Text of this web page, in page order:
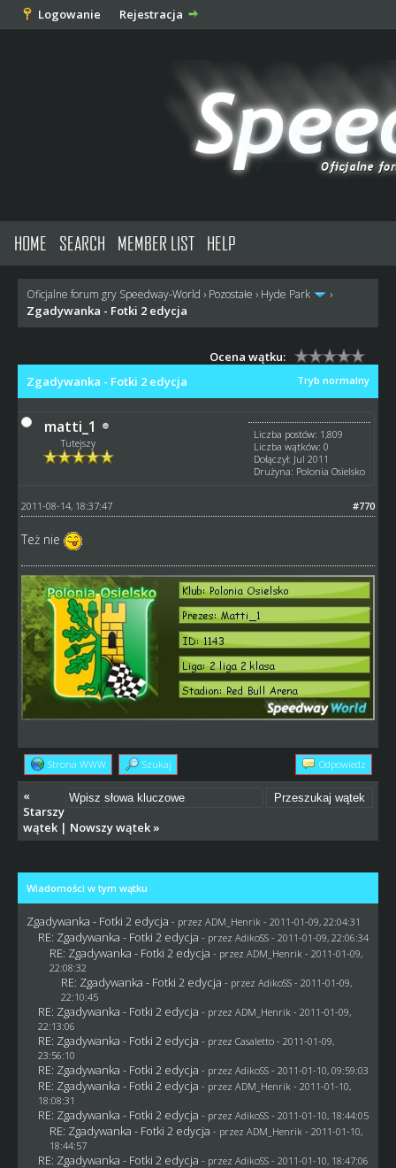
Logowanie Rejestracja
HOME SEARCH MEMBER LIST HELP
Oficjalne forum gry Speedway-World › Pozostałe › Hyde Park ›
Zgadywanka - Fotki 2 edycja
Ocena wątku:
Tryb normalny
Zgadywanka - Fotki 2 edycja
matti_1
Tutejszy
Liczba postów: 1,809
Liczba wątków: 0
Dołączył: Jul 2011
Drużyna: Polonia Osielsko
#770
2011-08-14, 18:37:47
Też nie
Strona WWW Szukaj Odpowiedz
«
Starszy
wątek| Nowszy wątek»
Wiadomości w tym wątku
Zgadywanka - Fotki 2 edycja - przez ADM_Henrik - 2011-01-09, 22:04:31
RE: Zgadywanka - Fotki 2 edycja - przez AdikoSS - 2011-01-09, 22:06:34
RE: Zgadywanka - Fotki 2 edycja - przez ADM_Henrik - 2011-01-09,
22:08:32
RE: Zgadywanka - Fotki 2 edycja - przez AdikoSS - 2011-01-09,
22:10:45
RE: Zgadywanka - Fotki 2 edycja - przez ADM_Henrik - 2011-01-09,
22:13:06
RE: Zgadywanka - Fotki 2 edycja - przez Casaletto- 2011-01-09,
23:56:10
RE: Zgadywanka - Fotki 2 edycja - przez AdikoSS - 2011-01-10, 09:59:03
RE: Zgadywanka - Fotki 2 edycja - przez ADM_Henrik - 2011-01-10,
18:08:31
RE: Zgadywanka - Fotki 2 edycja - przez AdikoSS - 2011-01-10, 18:44:05
RE: Zgadywanka - Fotki 2 edycja - przez ADM_Henrik - 2011-01-10,
18:44:57
RE: Zgadywanka - Fotki 2 edycja - przez AdikoSS - 2011-01-10, 18:47:06